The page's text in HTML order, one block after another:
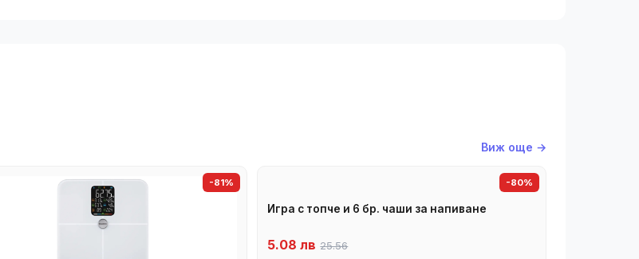
Виж още →
-81% -80%
Игра с топче и 6 бр. чаши за напиване
5.08 лв 25.56